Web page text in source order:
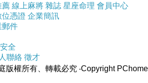
薦 線上麻將 雜誌 星座命理 會員中心
位憑證 企業簡訊
郵件
全
聯絡 徵才
版權所有、轉載必究 ‧Copyright PChome